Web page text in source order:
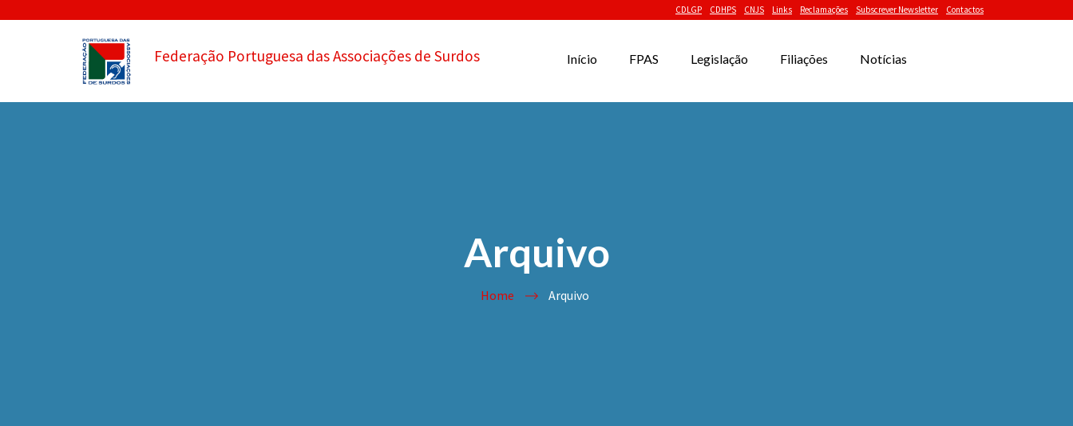
CDLGP CDHPS CNJS Links Reclamações Subscrever Newsletter Contactos
Federação Portuguesa das Associações de Surdos Início FPAS Legislação Filiações Notícias
Arquivo
Home Arquivo